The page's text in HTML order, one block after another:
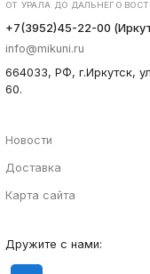
ОТ УРАЛА ДО ДАЛЬНЕГО
+7(3952)45-22-00
info@mikuni.ru
664033, РФ, г.Иркутск,
60.
Новости
Доставка
Карта сайта
Дружите с нами: